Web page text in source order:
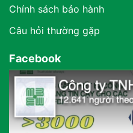
Chính sách bảo hành
Câu hỏi thường gặp
Facebook